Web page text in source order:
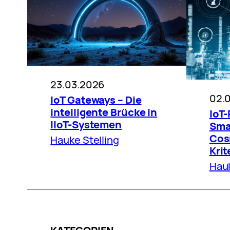
23.03.2026
IoT Gateways – Die
intelligente Brücke in
IIoT-Systemen
Hauke Stelling